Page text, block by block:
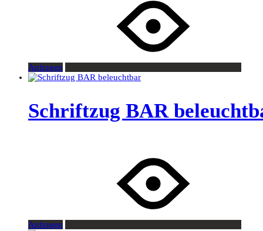
Anfragen
Schriftzug BAR
Anfragen